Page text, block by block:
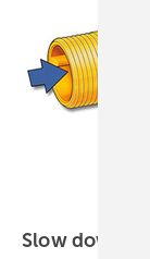
Slow down